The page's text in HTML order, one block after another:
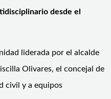
desde el
liderada por el alcalde
Olivares, el concejal de
civil y a equipos